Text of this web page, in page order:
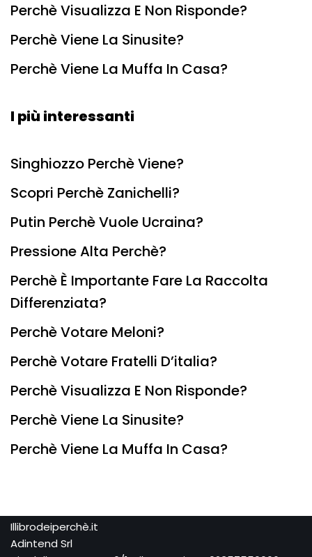
Perchè Visualizza E Non Risponde?
Perchè Viene La Sinusite?
Perchè Viene La Muffa In Casa?
I più interessanti
Singhiozzo Perchè Viene?
Scopri Perchè Zanichelli?
Putin Perchè Vuole Ucraina?
Pressione Alta Perchè?
Perchè È Importante Fare La Raccolta
Differenziata?
Perchè Votare Meloni?
Perchè Votare Fratelli D’italia?
Perchè Visualizza E Non Risponde?
Perchè Viene La Sinusite?
Perchè Viene La Muffa In Casa?
Illibrodeiperchè.it
Adintend Srl